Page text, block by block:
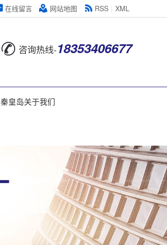
在线留言 网站地图 RSS XML
咨询热线-18353406677
秦皇岛关于我们